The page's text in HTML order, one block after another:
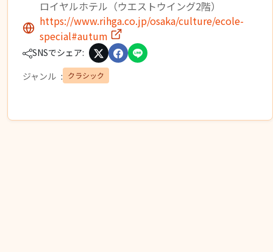
ロイヤルホテル（ウエストウイング2階）
https://www.rihga.co.jp/osaka/culture/ecole-
special#autum
SNSでシェア:
ジャンル : クラシック